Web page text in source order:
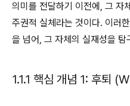
의미를 전달하기 이전에, 그 자
주권적 실체라는 것이다. 이러
을 넘어, 그 자체의 실재성을
1.1.1 핵심 개념 1: 후퇴